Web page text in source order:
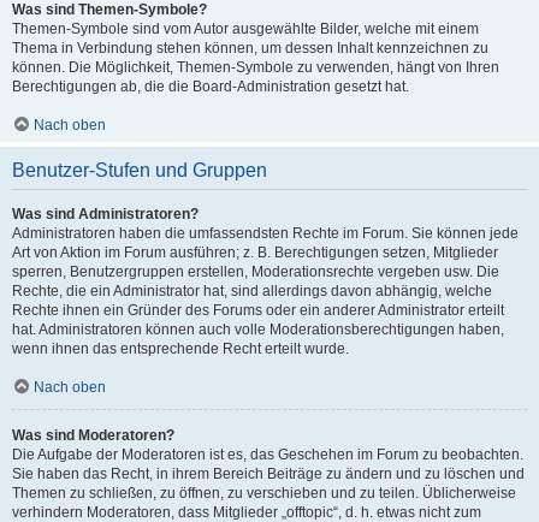
Was sind Themen-Symbole?
Themen-Symbole sind vom Autor ausgewählte Bilder, welche mit einem
Thema in Verbindung stehen können, um dessen Inhalt kennzeichnen zu
können. Die Möglichkeit, Themen-Symbole zu verwenden, hängt von Ihren
Berechtigungen ab, die die Board-Administration gesetzt hat.
Nach oben
Benutzer-Stufen und Gruppen
Was sind Administratoren?
Administratoren haben die umfassendsten Rechte im Forum. Sie können jede
Art von Aktion im Forum ausführen; z. B. Berechtigungen setzen, Mitglieder
sperren, Benutzergruppen erstellen, Moderationsrechte vergeben usw. Die
Rechte, die ein Administrator hat, sind allerdings davon abhängig, welche
Rechte ihnen ein Gründer des Forums oder ein anderer Administrator erteilt
hat. Administratoren können auch volle Moderationsberechtigungen haben,
wenn ihnen das entsprechende Recht erteilt wurde.
Nach oben
Was sind Moderatoren?
Die Aufgabe der Moderatoren ist es, das Geschehen im Forum zu beobachten.
Sie haben das Recht, in ihrem Bereich Beiträge zu ändern und zu löschen und
Themen zu schließen, zu öffnen, zu verschieben und zu teilen. Üblicherweise
verhindern Moderatoren, dass Mitglieder „offtopic“, d. h. etwas nicht zum